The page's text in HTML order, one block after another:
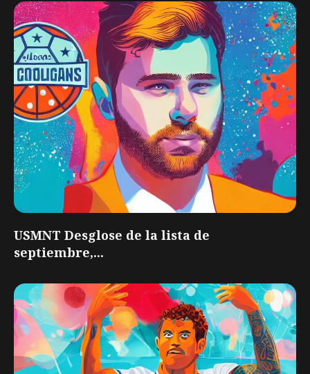
USMNT Desglose de la lista de
septiembre,...